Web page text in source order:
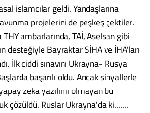
islamcılar geldi. Yandaşlarına
projelerini de peşkeş çektiler.
ambarlarında, TAİ, Aselsan gibi
desteğiyle Bayraktar SİHA ve İHA'ları
İlk ciddi sınavını Ukrayna- Rusya
başarılı oldu. Ancak sinyallerle
zeka yazılımı olmayan bu
çözüldü. Ruslar Ukrayna'da ki........